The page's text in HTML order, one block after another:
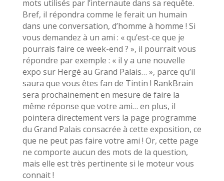
mots utilisés par l’internaute dans sa requête.
Bref, il répondra comme le ferait un humain
dans une conversation, d’homme à homme ! Si
vous demandez à un ami : « qu’est-ce que je
pourrais faire ce week-end ? », il pourrait vous
répondre par exemple : « il y a une nouvelle
expo sur Hergé au Grand Palais… », parce qu’il
saura que vous êtes fan de Tintin ! RankBrain
sera prochainement en mesure de faire la
même réponse que votre ami… en plus, il
pointera directement vers la page programme
du Grand Palais consacrée à cette exposition, ce
que ne peut pas faire votre ami ! Or, cette page
ne comporte aucun des mots de la question,
mais elle est très pertinente si le moteur vous
connait !